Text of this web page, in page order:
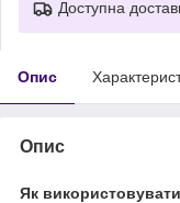
Доступна
Опис
Опис
Як